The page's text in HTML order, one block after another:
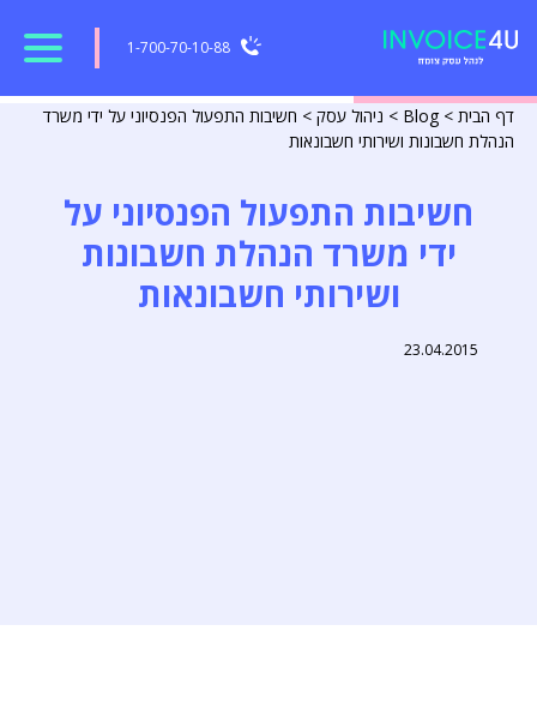
1-700-70-10-88
דף הבית >
Blog
> ניהול עסק > חשיבות התפעול הפנסיוני על ידי משרד
הנהלת חשבונות ושירותי חשבונאות
חשיבות התפעול הפנסיוני על
ידי משרד הנהלת חשבונות
ושירותי חשבונאות
23.04.2015